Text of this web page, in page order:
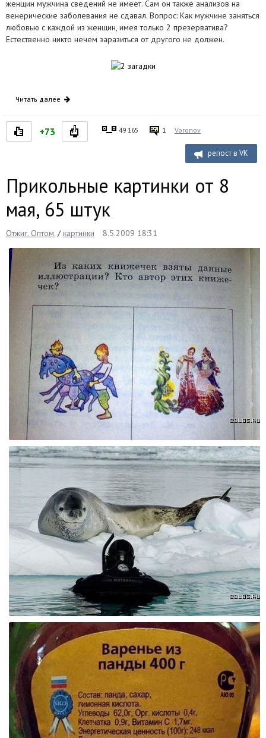
женщин мужчина сведений не имеет. Сам он также анализов на
венерические заболевания не сдавал. Вопрос: Как мужчине заняться
любовью с каждой из женщин, имея только 2 презерватива?
Естественно никто нечем заразиться от другого не должен.
Читать далее
+73 49 165 1 Voronov
репост в VK
Прикольные картинки от 8
мая, 65 штук
Отжиг. Оптом. /картинки 8.5.2009 18:31